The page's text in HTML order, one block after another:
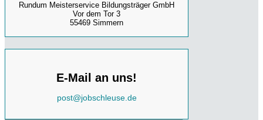
Rundum Meisterservice Bildungsträger GmbH
Vor dem Tor 3
55469 Simmern
E-Mail an uns!
post@jobschleuse.de